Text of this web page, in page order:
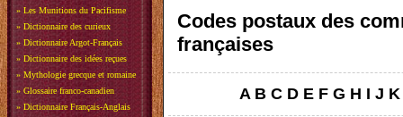
» Les Munitions du Pacifisme
» Dictionnaire des curieux
» Dictionnaire Argot-Français
» Dictionnaire des idées reçues
» Mythologie grecque et romaine
» Glossaire franco-canadien
» Dictionnaire Français-Anglais
Codes postaux des
françaises
A B C D E F G H I J K